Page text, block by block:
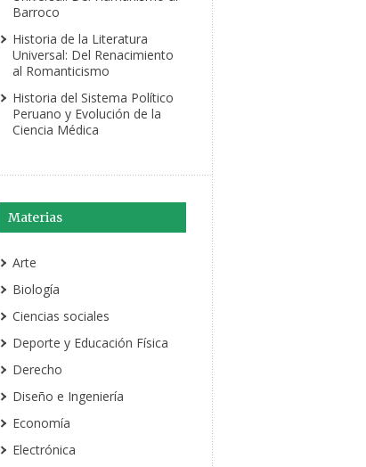
Barroco
Historia de la Literatura
Universal: Del Renacimiento
al Romanticismo
Historia del Sistema Político
Peruano y Evolución de la
Ciencia Médica
Materias
Arte
Biología
Ciencias sociales
Deporte y Educación Física
Derecho
Diseño e Ingeniería
Economía
Electrónica